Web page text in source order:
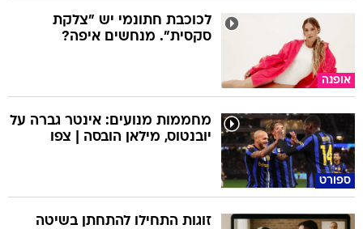
אופנה
לכוכבת חתונמי יש "צלקת
סקסית". מנחשים איפה?
ספורט
מחממות מנועים: אינטר גברה על
יובנטוס, מילאן הובסה | צפו
זוגות התחילו להתחתן בשיטה